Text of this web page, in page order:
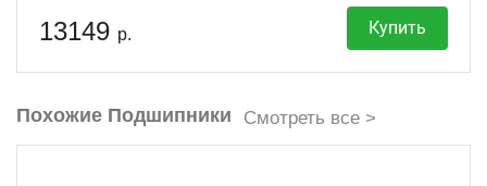
13149 р. Купить
Похожие Подшипники Смотреть все >